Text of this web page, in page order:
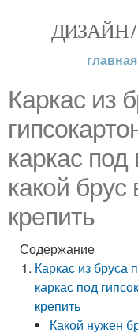
ДИЗАЙН /
главная
Каркас из
каркас
какой брус
крепить
Содержание
Каркас из бруса
каркас под
крепить
Какой нужен